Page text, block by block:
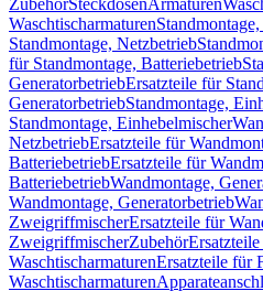
ZubehörSteckdosenArmaturen
Waschtischarmaturen
Standmontage, Netzbetrieb
für Standmontage, Batteriebetrieb
GeneratorbetriebErsatzteile für
GeneratorbetriebStandmontage,
Standmontage, Einhebelmischer
NetzbetriebErsatzteile für
BatteriebetriebErsatzteile für
BatteriebetriebWandmontage,
Wandmontage, Generatorbetrieb
ZweigriffmischerErsatzteile für
ZweigriffmischerZubehör
WaschtischarmaturenErsatzteile für
Waschtischarmaturen